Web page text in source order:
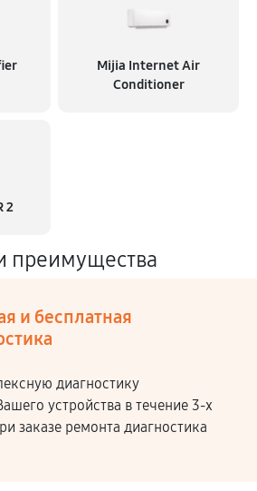
Mijia Internet Air
Conditioner
2
преимущества
и бесплатная
диагностику
устройства в течение 3-х
заказе ремонта диагностика